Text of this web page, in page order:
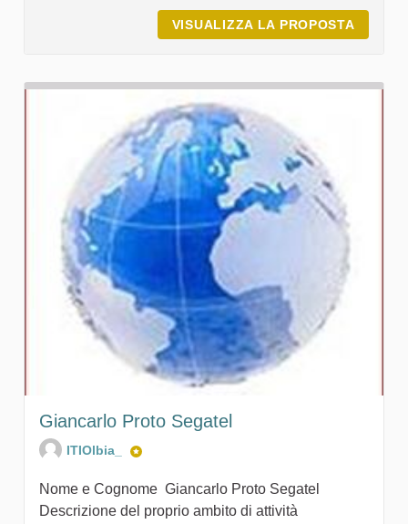
VISUALIZZA LA PROPOSTA
Giancarlo Proto Segatel
ITIOlbia_
Nome e Cognome Giancarlo Proto Segatel
Descrizione del proprio ambito di attività